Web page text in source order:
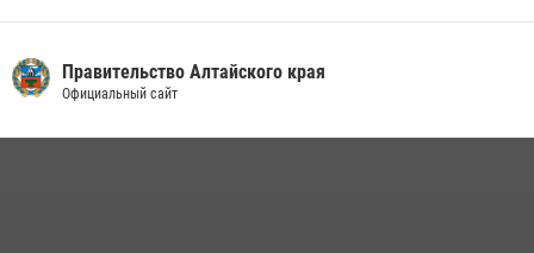
Правительство Алтайского края
Официальный сайт